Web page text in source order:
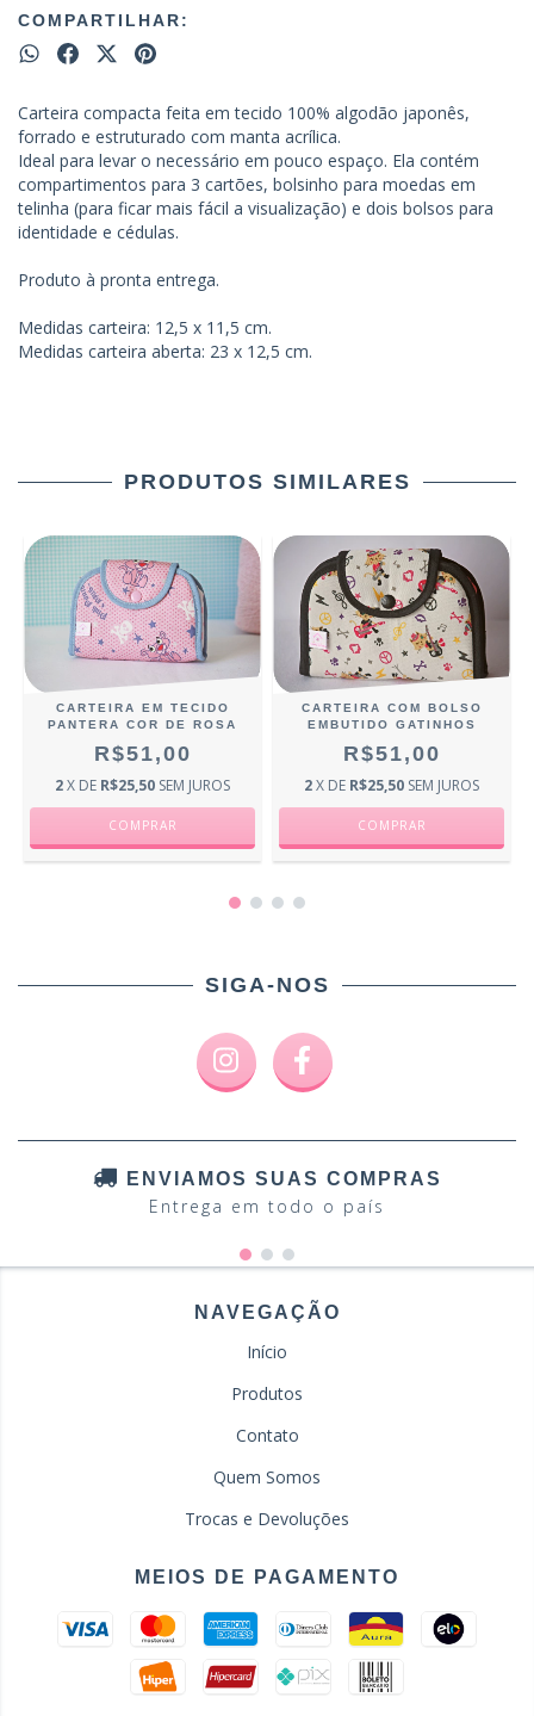
COMPARTILHAR:
Carteira compacta feita em tecido 100% algodão japonês,
forrado e estruturado com manta acrílica.
Ideal para levar o necessário em pouco espaço. Ela contém
compartimentos para 3 cartões, bolsinho para moedas em
telinha (para ficar mais fácil a visualização) e dois bolsos para
identidade e cédulas.
Produto à pronta entrega.
Medidas carteira: 12,5 x 11,5 cm.
Medidas carteira aberta: 23 x 12,5 cm.
PRODUTOS SIMILARES
CARTEIRA EM TECIDO
PANTERA COR DE ROSA
R$51,00
2X DE R$25,50 SEM JUROS
CARTEIRA COM BOLSO
EMBUTIDO GATINHOS
R$51,00
2X DE R$25,50 SEM JUROS
SIGA-NOS
ENVIAMOS SUAS COMPRAS
Entrega em todo o país
NAVEGAÇÃO
Início
Produtos
Contato
Quem Somos
Trocas e Devoluções
MEIOS DE PAGAMENTO